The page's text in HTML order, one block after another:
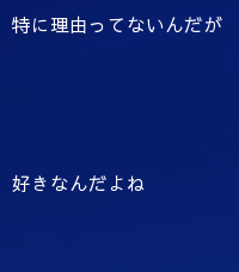
特に理由ってないんだが
好きなんだよね